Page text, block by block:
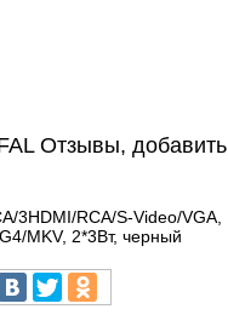
Отзывы, добавить
3HDMI/RCA/S-Video/VGA,
MKV, 2*3Вт, черный